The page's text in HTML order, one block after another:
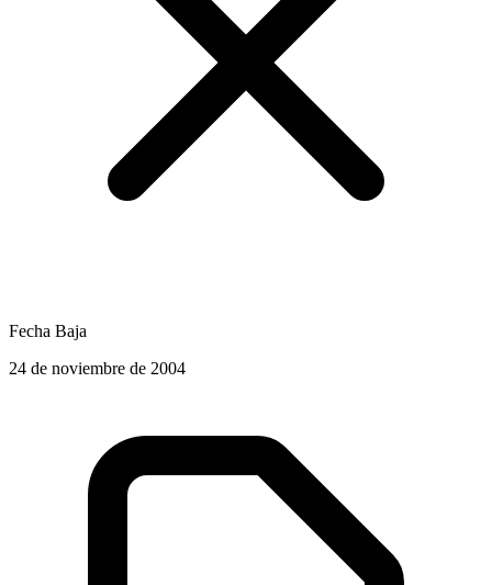
Fecha Baja
24 de noviembre de 2004